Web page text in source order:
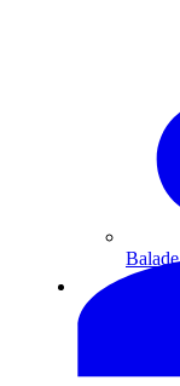
Balade